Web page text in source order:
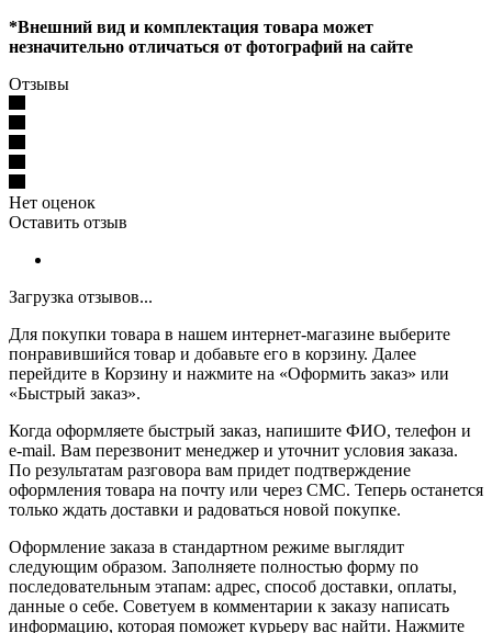
*Внешний вид и комплектация товара может
незначительно отличаться от фотографий на сайте
Отзывы
Нет оценок
Оставить отзыв
Загрузка отзывов...
Для покупки товара в нашем интернет-магазине выберите
понравившийся товар и добавьте его в корзину. Далее
перейдите в Корзину и нажмите на «Оформить заказ» или
«Быстрый заказ».
Когда оформляете быстрый заказ, напишите ФИО, телефон и
e-mail. Вам перезвонит менеджер и уточнит условия заказа.
По результатам разговора вам придет подтверждение
оформления товара на почту или через СМС. Теперь останется
только ждать доставки и радоваться новой покупке.
Оформление заказа в стандартном режиме выглядит
следующим образом. Заполняете полностью форму по
последовательным этапам: адрес, способ доставки, оплаты,
данные о себе. Советуем в комментарии к заказу написать
информацию, которая поможет курьеру вас найти. Нажмите